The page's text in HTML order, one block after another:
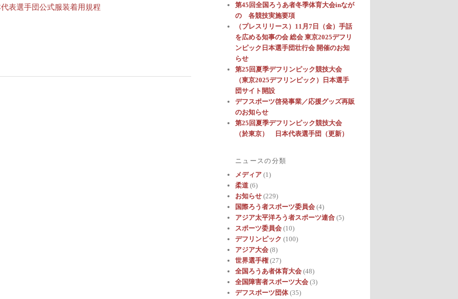
表選手団公式服装着用規程
第45回全国ろうあ者冬季体育大会inなが
の 各競技実施要項
（プレスリリース）11月7日（金）手話
を広める知事の会 総会 東京2025デフリ
ンピック日本選手団壮行会 開催のお知
らせ
第25回夏季デフリンピック競技大会
（東京2025デフリンピック）日本選手
団サイト開設
デフスポーツ啓発事業／応援グッズ再販
のお知らせ
第25回夏季デフリンピック競技大会
（於東京） 日本代表選手団（更新）
ニュースの分類
メディア (1)
柔道 (6)
お知らせ (229)
国際ろう者スポーツ委員会 (4)
アジア太平洋ろう者スポーツ連合 (5)
スポーツ委員会 (10)
デフリンピック (100)
アジア大会 (8)
世界選手権(27)
全国ろうあ者体育大会 (48)
全国障害者スポーツ大会 (3)
デフスポーツ団体(35)